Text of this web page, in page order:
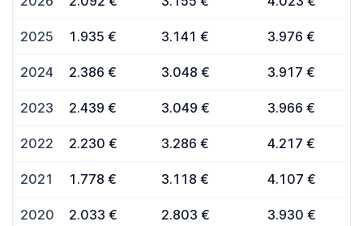
2025 1.935 € 3.141 € 3.976 €
2024 2.386 € 3.048 € 3.917 €
2023 2.439 € 3.049 € 3.966 €
2022 2.230 € 3.286 € 4.217 €
2021 1.778 € 3.118 € 4.107 €
2020 2.033 € 2.803 € 3.930 €